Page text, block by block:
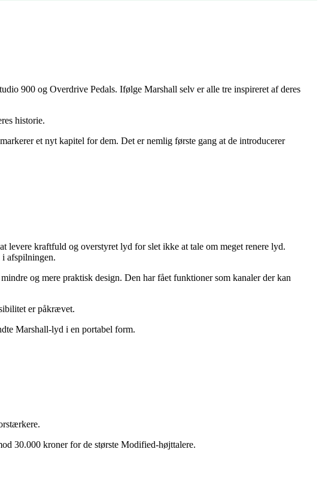
900 og Overdrive Pedals. Ifølge Marshall selv er alle tre inspireret af deres
historie.
et nyt kapitel for dem. Det er nemlig første gang at de introducerer
kraftfuld og overstyret lyd for slet ikke at tale om meget renere lyd.
afspilningen.
og mere praktisk design. Den har fået funktioner som kanaler der kan
er påkrævet.
Marshall-lyd i en portabel form.
30.000 kroner for de største Modified-højttalere.